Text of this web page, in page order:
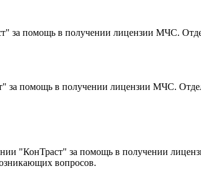
помощь в получении лицензии МЧС.
помощь в получении лицензии МЧС.
"КонТраст" за помощь в получении
вопросов.